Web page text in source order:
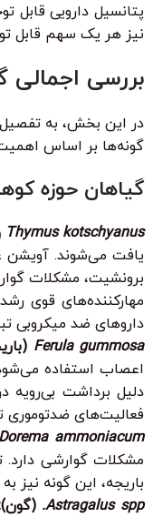
پتانسیل دارویی قابل
نیز هر یک سهم قابل
بررسی اجمالی
در این بخش، به تفصیل
گونه‌ها بر اساس
گیاهان حوزه
Thymus kotschyanus
یافت می‌شوند. آویشن
برونشیت، مشکلات
مهارکننده‌های قوی
داروهای ضد میکروبی
Ferula gummosa
اعصاب استفاده
دلیل برداشت بی‌رویه
فعالیت‌های ضدتوموری
Dorema ammoniacum
مشکلات گوارشی
باریجه، این گونه نیز
Astragalus spp.